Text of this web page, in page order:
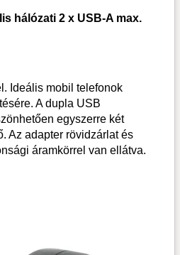
hálózati 2 x USB-A max.
Ideális mobil telefonok
A dupla USB
egyszerre két
Az adapter rövidzárlat és
áramkörrel van ellátva.